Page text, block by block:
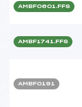
AMBF0601.FFS
AMBF1741.FFS
AMBF0191